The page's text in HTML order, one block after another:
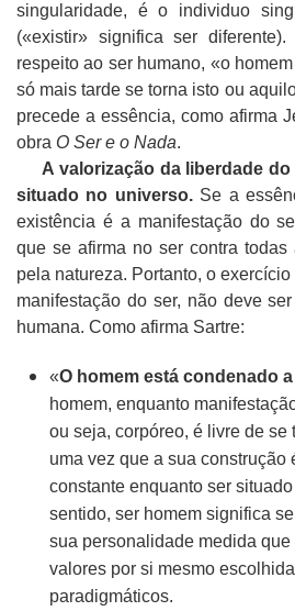
singularidade, é o individuo
(«existir» significa ser
respeito ao ser humano, «o
só mais tarde se torna isto ou
precede a essência, como afirma
obra O Ser e o Nada.
A valorização da liberdade do
situado no universo.Se a
existência é a manifestação do
que se afirma no ser contra todas
pela natureza. Portanto, o
manifestação do ser, não deve
humana. Como afirma Sartre:
«O homem está condenado
homem, enquanto
ou seja, corpóreo, é livre de se
uma vez que a sua construção
constante enquanto ser
sentido, ser homem significa
sua personalidade medida
valores por si mesmo
paradigmáticos.